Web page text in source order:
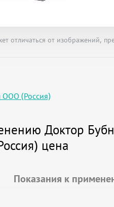
отличаться от изображений,
(Россия)
Доктор
цена
Показания к